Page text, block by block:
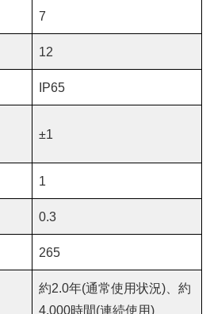
7
12
IP65
±1
1
0.3
265
約2.0年(通常使用状況)、約
4,000時間(連続使用)